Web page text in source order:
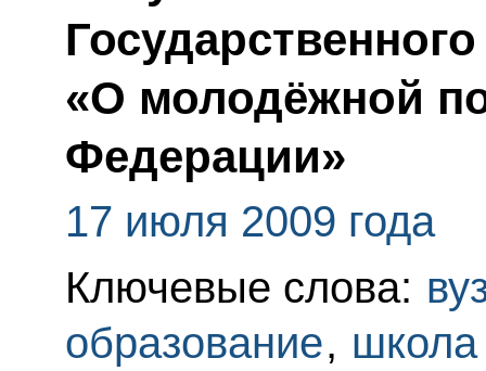
«О молодёжной
Федерации»
17 июля 2009 года
Ключевые слова:
образование, школа